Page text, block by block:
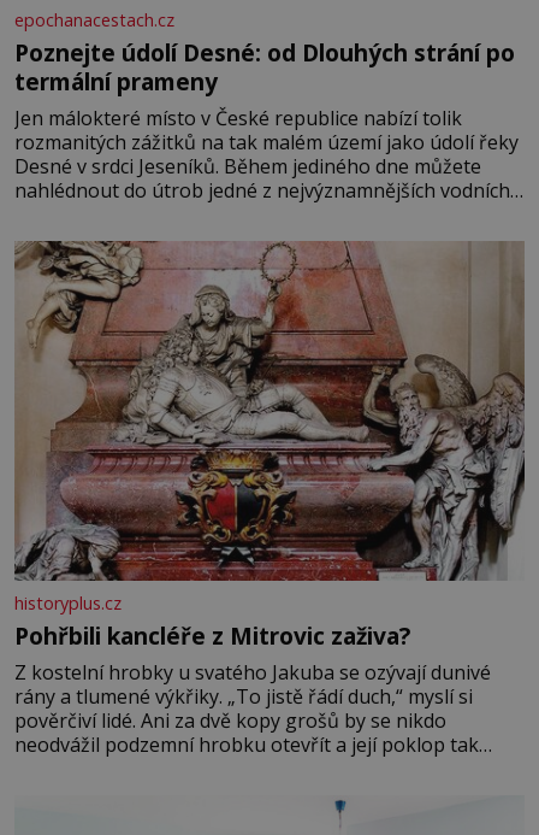
epochanacestach.cz
Poznejte údolí Desné: od Dlouhých strání po
termální prameny
Jen málokteré místo v České republice nabízí tolik
rozmanitých zážitků na tak malém území jako údolí řeky
Desné v srdci Jeseníků. Během jediného dne můžete
nahlédnout do útrob jedné z nejvýznamnějších vodních
se na koloběžce a den zakončit poznáváním památek ve
Velkých Losinách nebo v termálním
historyplus.cz
Pohřbili kancléře z Mitrovic zaživa?
Z kostelní hrobky u svatého Jakuba se ozývají dunivé
rány a tlumené výkřiky. „To jistě řádí duch,“ myslí si
pověrčiví lidé. Ani za dvě kopy grošů by se nikdo
neodvážil podzemní hrobku otevřít a její poklop tak